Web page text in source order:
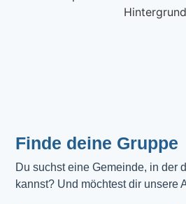
Finde deine Gruppe
Du suchst eine Gemeinde, in der
kannst? Und möchtest dir unsere